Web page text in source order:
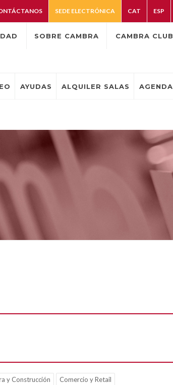
SEDE ELECTRÓNICA CAT ESP
SOBRE CAMBRA CAMBRA CLUB
AYUDAS ALQUILER SALAS AGENDA
y Construcción
Comercio y Retail